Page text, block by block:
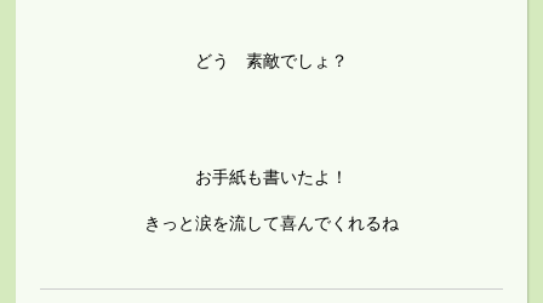
どう 素敵でしょ？
お手紙も書いたよ！
きっと涙を流して喜んでくれるね